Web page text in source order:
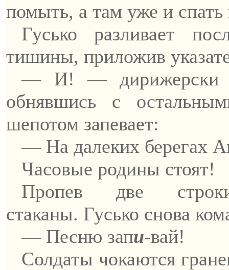
помыть, а там уже и спать
Гусько разливает
тишины, приложив
— И! — дирижерски
обнявшись с
шепотом запевает:
— На далеких берегах
Часовые родины стоят!
Пропев две
стаканы. Гусько снова
— Песню запи-вай!
Солдаты чокаются